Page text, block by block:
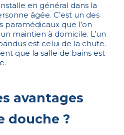
en général dans la
âgée. C’est un des
que l’on
maintien à domicile. L’un
est celui de la chute.
que la salle de bains est
avantages
douche ?